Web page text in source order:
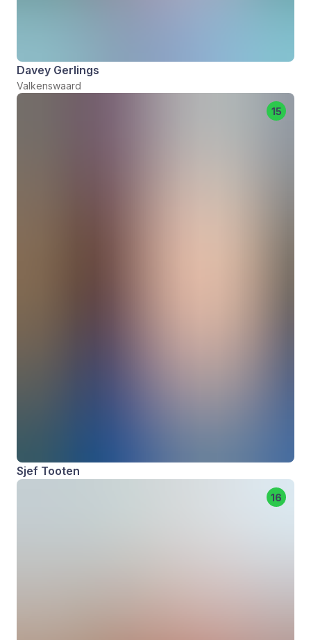
Davey Gerlings
Valkenswaard
15
Sjef Tooten
16